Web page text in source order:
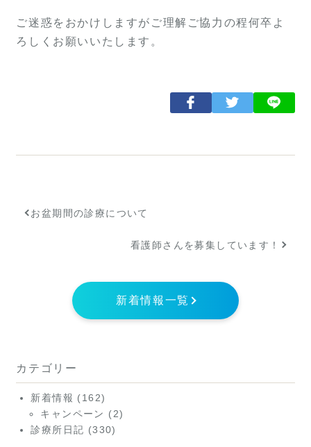
ご迷惑をおかけしますがご理解ご協力の程何卒よ
ろしくお願いいたします。
お盆期間の診療について
看護師さんを募集しています！
新着情報一覧
カテゴリー
新着情報 (162)
キャンペーン (2)
診療所日記 (330)